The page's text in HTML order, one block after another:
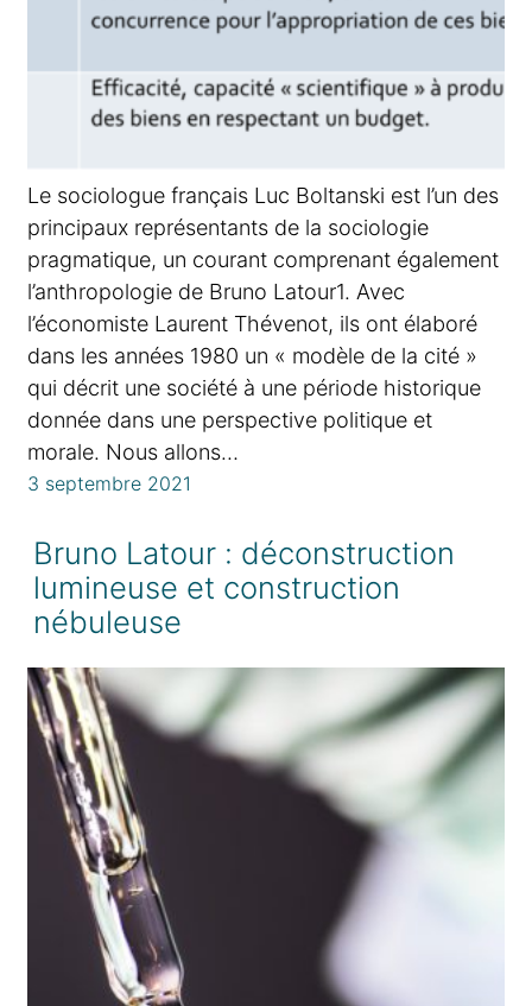
Le sociologue français Luc Boltanski est l’un des
principaux représentants de la sociologie
pragmatique, un courant comprenant également
l’anthropologie de Bruno Latour1. Avec
l’économiste Laurent Thévenot, ils ont élaboré
dans les années 1980 un « modèle de la cité »
qui décrit une société à une période historique
donnée dans une perspective politique et
morale. Nous allons…
3 septembre 2021
Bruno Latour : déconstruction
lumineuse et construction
nébuleuse